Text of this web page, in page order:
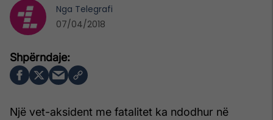
Një vet-aksident me fatalitet ka ndodhur në
Nga Telegrafi
07/04/2018